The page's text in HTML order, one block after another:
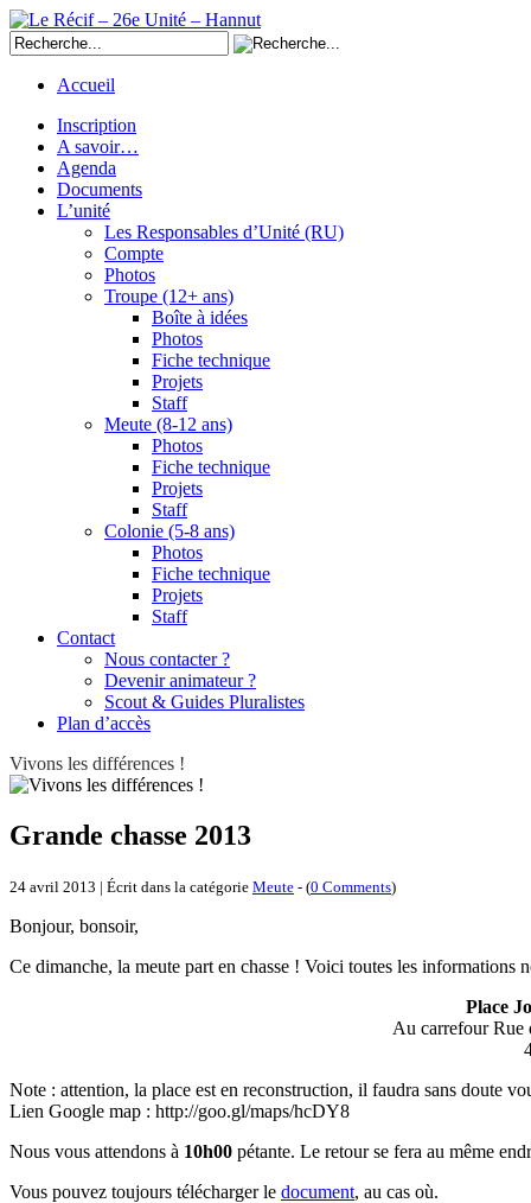
Accueil
Inscription
A savoir…
Agenda
Documents
L’unité
Les Responsables d’Unité (RU)
Compte
Photos
Troupe (12+ ans)
Boîte à idées
Photos
Fiche technique
Projets
Staff
Meute (8-12 ans)
Photos
Fiche technique
Projets
Staff
Colonie (5-8 ans)
Photos
Fiche technique
Projets
Staff
Contact
Nous contacter ?
Devenir animateur ?
Scout & Guides Pluralistes
Plan d’accès
Vivons les différences !
Grande chasse 2013
24 avril 2013 | Écrit dans la catégorie Meute - (0 Comments)
Bonjour, bonsoir,
Ce dimanche, la meute part en chasse ! Voici toutes les informations
Place
Au carrefour Rue
Note : attention, la place est en reconstruction, il faudra sans doute
Lien Google map : http://goo.gl/maps/hcDY8
Nous vous attendons à 10h00 pétante. Le retour se fera au même
Vous pouvez toujours télécharger le document, au cas où.